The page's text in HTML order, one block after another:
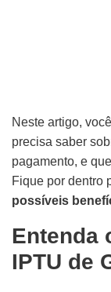
Neste artigo,
precisa saber
pagamento, e
Fique por dentro
possíveis
Entenda
IPTU de